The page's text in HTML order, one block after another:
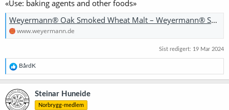
«Use: baking agents and other foods»
Weyermann® Oak Smoked Wheat Malt – Weyermann® Spezialmalze
www.weyermann.de
Sist redigert: 19 Mar 2024
R
e
a
k
s
j
BårdK
Steinar Huneide
Norbrygg-medlem